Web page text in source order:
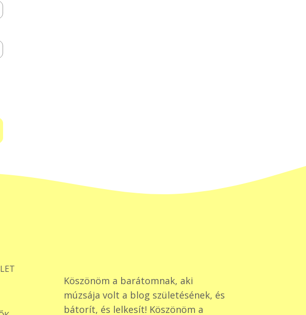
Köszönöm a barátomnak, aki
múzsája volt a blog születésének, és
bátorít, és lelkesít! Köszönöm a